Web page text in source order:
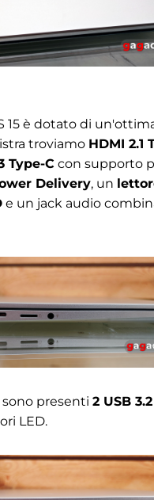
15 è dotato di
troviamo HDMI 2.1
Type-C con supporto
Delivery, un
e un jack audio
presenti 2 USB
LED.